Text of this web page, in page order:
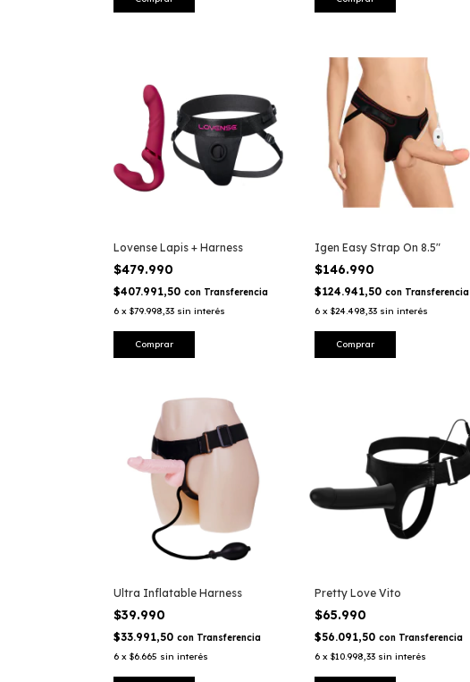
Lovense Lapis + Harness
$479.990
$407.991,50 con Transferencia
6 x $79.998,33 sin interés
Igen Easy Strap On 8.5"
$146.990
$124.941,50 con Transferencia
6 x $24.498,33 sin interés
Ultra Inflatable Harness
$39.990
$33.991,50 con Transferencia
6 x $6.665 sin interés
Pretty Love Vito
$65.990
$56.091,50 con Transferencia
6 x $10.998,33 sin interés